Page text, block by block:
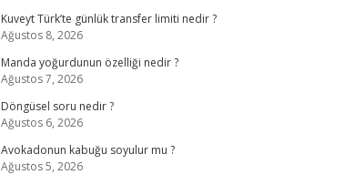
Kuveyt Türk’te günlük transfer limiti nedir ?
Ağustos 8, 2026
Manda yoğurdunun özelliği nedir ?
Ağustos 7, 2026
Döngüsel soru nedir ?
Ağustos 6, 2026
Avokadonun kabuğu soyulur mu ?
Ağustos 5, 2026